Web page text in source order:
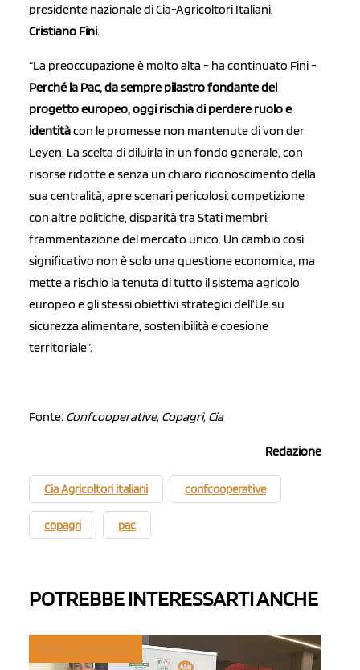
presidente nazionale di Cia-Agricoltori Italiani,
Cristiano Fini.
“La preoccupazione è molto alta - ha continuato Fini -
Perché la Pac, da sempre pilastro fondante del
progetto europeo, oggi rischia di perdere ruolo e
identitàcon le promesse non mantenute di von der
Leyen. La scelta di diluirla in un fondo generale, con
risorse ridotte e senza un chiaro riconoscimento della
sua centralità, apre scenari pericolosi: competizione
con altre politiche, disparità tra Stati membri,
frammentazione del mercato unico. Un cambio così
significativo non è solo una questione economica, ma
mette a rischio la tenuta di tutto il sistema agricolo
europeo e gli stessi obiettivi strategici dell’Ue su
sicurezza alimentare, sostenibilità e coesione
territoriale”.
Fonte: Confcooperative, Copagri, Cia
Redazione
Cia Agricoltori italiani confcooperative
copagri pac
POTREBBE INTERESSARTI ANCHE